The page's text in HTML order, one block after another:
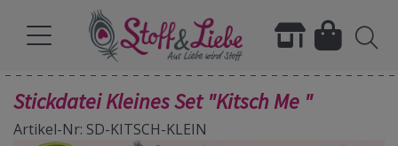
Stickdatei Kleines Set "Kitsch Me "
Artikel-Nr: SD-KITSCH-KLEIN